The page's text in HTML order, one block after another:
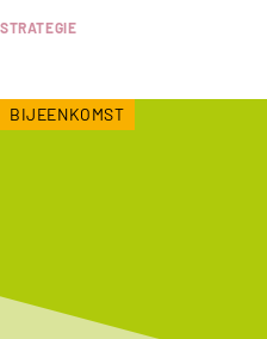
STRATEGIE
BIJEENKOMST